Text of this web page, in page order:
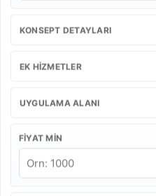
KONSEPT DETAYLARI
EK HIZMETLER
UYGULAMA ALANI
FIYAT MIN
hizmetlere göre
eğlence akışını
Sünnet tahtı ve
merkezini oluşturur.
balon/ışık kullanımı,
mekanın ölçüsüne
salonlarda daha
alan ve büyük
uygulanabilir.